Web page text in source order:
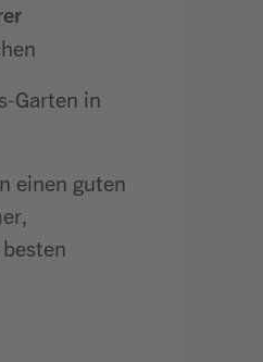
Garten in
einen guten